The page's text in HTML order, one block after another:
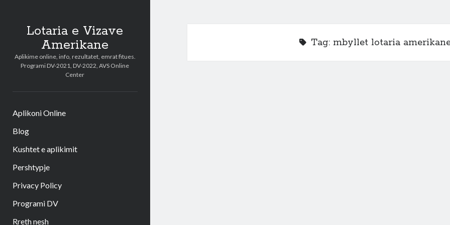
Lotaria e Vizave
Amerikane
Aplikime online, info, rezultatet, emrat fitues.
Programi DV-2021, DV-2022, AVS Online
Center
Aplikoni Online
Blog
Kushtet e aplikimit
Pershtypje
Privacy Policy
Programi DV
Rreth nesh
Tag: mbyllet lotaria